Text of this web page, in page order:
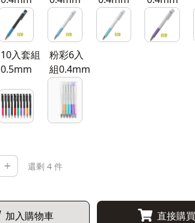
10入套組
0.5mm
粉彩6入
組0.4mm
+ 還剩 4 件
加入購物車 直接購買